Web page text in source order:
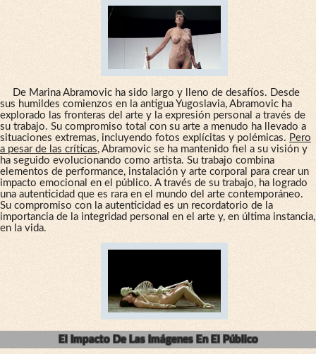
De Marina Abramovic ha sido largo y lleno de desafíos. Desde
sus humildes comienzos en la antigua Yugoslavia, Abramovic ha
explorado las fronteras del arte y la expresión personal a través de
su trabajo. Su compromiso total con su arte a menudo ha llevado a
situaciones extremas, incluyendo fotos explícitas y polémicas. Pero
a pesar de las críticas, Abramovic se ha mantenido fiel a su visión y
ha seguido evolucionando como artista. Su trabajo combina
elementos de performance, instalación y arte corporal para crear un
impacto emocional en el público. A través de su trabajo, ha logrado
una autenticidad que es rara en el mundo del arte contemporáneo.
Su compromiso con la autenticidad es un recordatorio de la
importancia de la integridad personal en el arte y, en última instancia,
en la vida.
El Impacto De Las Imágenes En El Público